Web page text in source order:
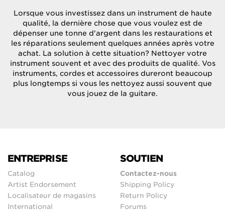
Lorsque vous investissez dans un instrument de haute
qualité, la dernière chose que vous voulez est de
dépenser une tonne d'argent dans les restaurations et
les réparations seulement quelques années après votre
achat. La solution à cette situation? Nettoyer votre
instrument souvent et avec des produits de qualité. Vos
instruments, cordes et accessoires dureront beaucoup
plus longtemps si vous les nettoyez aussi souvent que
vous jouez de la guitare.
ENTREPRISE
Catalog
Artist Endorsement
Localisateur de magasins
International
SOUTIEN
Contactez-nous
Shipping Policy
Return Policy
Forums